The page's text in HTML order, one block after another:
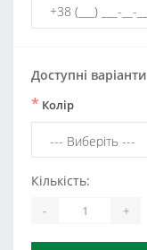
Доступні варіанти
* Колір
Кількість:
- +